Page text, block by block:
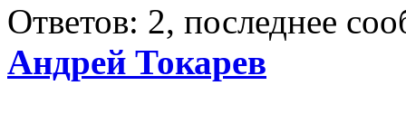
Ответов: 2, последнее
Андрей Токарев